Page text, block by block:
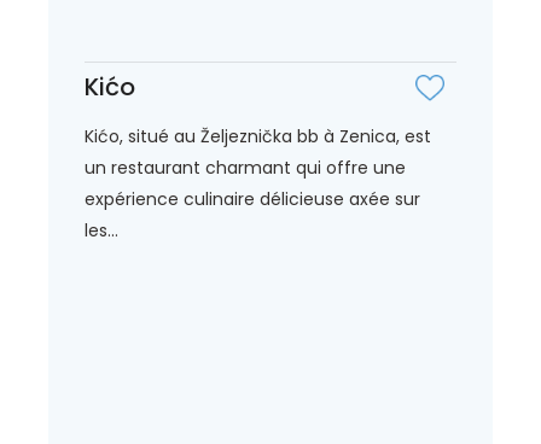
Kićo
Kićo, situé au Željeznička bb à Zenica, est
un restaurant charmant qui offre une
expérience culinaire délicieuse axée sur
les...